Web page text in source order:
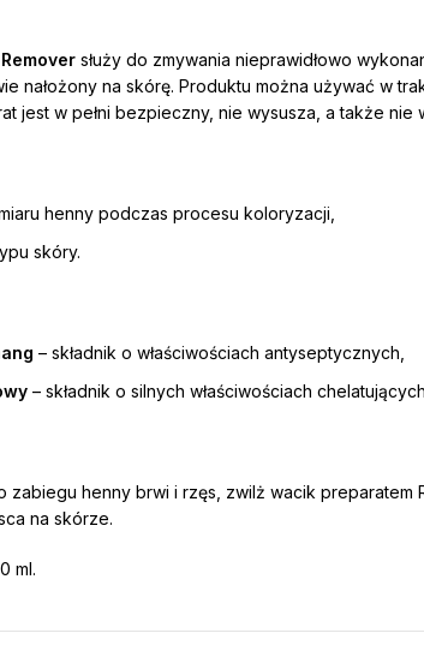
służy do zmywania nieprawidłowo
nałożony na skórę. Produktu można używać w
jest w pełni bezpieczny, nie wysusza, a także nie
henny podczas procesu koloryzacji,
skóry.
– składnik o właściwościach antyseptycznych,
– składnik o silnych właściwościach
zabiegu henny brwi i rzęs, zwilż wacik preparatem
na skórze.
ml.